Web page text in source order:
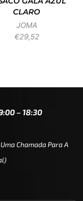
CLARO
JOMA
€29,52
– 18:30
Chamada Para A